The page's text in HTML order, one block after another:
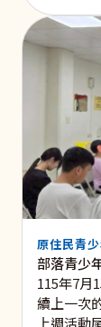
原住民青
部落青少
115年7月
續上一次